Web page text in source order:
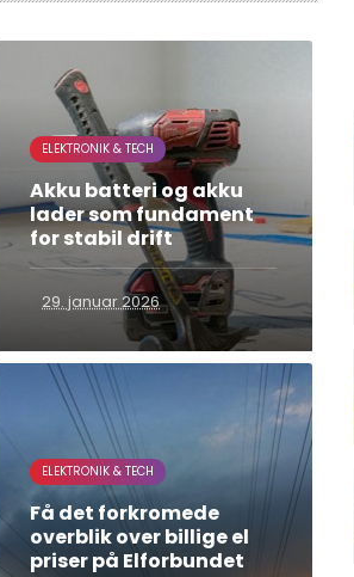
ELEKTRONIK & TECH
Akku batteri og akku
lader som fundament
for stabil drift
29. januar 2026
ELEKTRONIK & TECH
Få det forkromede
overblik over billige el
priser på Elforbundet